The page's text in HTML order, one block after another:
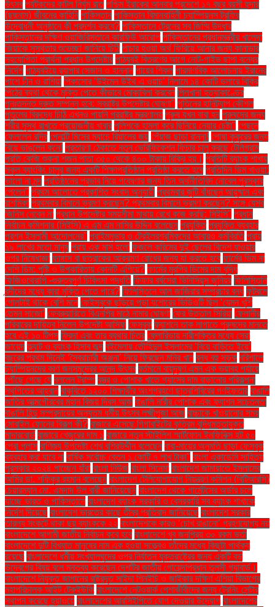
উৎসব পর্যটকদের কাটল নির্ঘুম রাত পশ্চিম ইরাকের আনবার প্রদেশে ১৭ বছর বয়সী হুদার
(ছদ্মনাম) জীবনের কাহিনি পাকিস্তান পাকিস্তান বিমানবাহিনী চ্যাম্পিয়নস ট্রফির
উদ্বোধনী অনুষ্ঠানে কী প্রদর্শন করবে? পাকিস্তানে ট্রেনের সব জিম্মি উদ্ধার
পাকিস্তানের দক্ষিণ ওয়াজিরিস্তানে কারফিউ আরোপ পাকিস্তানের প্রধানমন্ত্রীর খালেদা
জিয়াকে সুস্থতার শুভেচ্ছা জানিয়ে চিঠি পাচার হওয়া অর্থ ফিরিয়ে আনার জন্য কানাডার
সহযোগিতা প্রার্থনা প্রধান উপদেষ্টার পাঠ্যবই বিতরণের আগে নোট-গাইড ছাপা বন্ধের
নির্দেশ পাঠ্যবইয়ে র‍্যাপার সেজান ও হান্নান পায়ের শিকল পারমাণবিক আলোচনায় ইরানের
পাশে চীন ও রাশিয়া পিকাসোর ‘উইমেন উইথ এ ওয়াচ’ নিলামে ১৪ কোটি ডলারে বিক্রি
পিঠের ব্যথা থেকে মুক্তি পেতে কীভাবে মোকাবিলা করবেন পিলখানা হত্যাকাণ্ডের
পুনঃতদন্ত দ্রুত সম্পন্ন হবে: স্বরাষ্ট্র উপদেষ্টার ঘোষণা" পুতিনের হানিট্র্যাপ কৌশল
পুতুলের বিরুদ্ধে চিঠি এখনও পায়নি পররাষ্ট্র মন্ত্রণালয় পুরুষ যখন বাবা হন পুরুষদের জন্য
শরীর সুস্থ রাখতে প্রয়োজনীয় খাবার পুলিশকে হামলা করে ছিনিয়ে নেয়ার চেষ্টা" পেছনে
ফেললেন রদ্রি পেনাল্টি মিসের ম্যাচে রিয়ালের জয় পেঁয়াজ ছাড়া রান্না! পোষা কুকুরের জন্য
বিয়ে ভাঙলেন কনে! প্রতারণা ঠেকাতে নতুন ভেরিফিকেশন ফিচার চালু করছে টেলিগ্রাম
প্রতি কেজি শুকনা শজন পাতা ৩৫০ থেকে ৪০০ টাকায় বিক্রি হয়। প্রতিটি ব্যাংক শাখায়
স্কুল ব্যাংকিং চালুর জন্য একটি শিক্ষাপ্রতিষ্ঠান প্রতিষ্ঠা করতে হবে প্রতিদিন ডিম খাওয়া:
ভালো না মন্দ প্রতিষ্ঠানের প্রভাব নিয়ে গবেষণার জন্য তিন অর্থনীতিবিদ নোবেল পুরস্কার
পেলেন" প্রথম আলোতে প্রকাশিত সংবাদ অনুযায়ী প্রথমবার জুটি বাঁধছেন আয়ুষ্মান এবং
রাশমিকা প্রথমবার বিমানে ভ্রমণ করছেন? প্রথমবার বিমানে ভ্রমণ করছেন? সঙ্গে যেসব
জিনিস নেবেন না প্রধান উপদেষ্টার সময়সীমা মাথায় রেখে কাজ করছি: সিইসি" প্রধান
নির্বাচন কমিশনার (সিইসি) এ এম এম নাসির উদ্দিন বলেছেন প্রযুক্তি প্রযুক্তি ব্যবহার
প্রশ্ন ইসলামী আন্দোলনের" প্রাইমমুভার ও ট্রেইলরশ্রমিকদের আবারও কর্মবিরতি প্রায়
১৯ লাখের মতো মানুষ প্রায় এক মাস হলো ফজলে করিমের দুই ছেলের বিদেশ যাওয়ার
ওপর নিষেধাজ্ঞা ফাঙ্গাস বা ছত্রাকের আক্রমণ রোধের জন্য যা করতে হবে ফার্মের ডিম না
দেশি ডিম: পুষ্টি ও উপকারিতায় কোনটি এগিয়ে? ফার্মের মুরগির ডিমের দাম বৃদ্ধি
ফিজিওথেরাপি -গুরুত্বপূর্ণ চিকিৎসা পদ্ধতি ফিফার বর্ষসেরা ভিনিসিয়ুস জুনিয়র ফিলিস্তিনি
বন্দীদের মধ্যে কারা মুক্তি পেতে পারে? ফিলিস্তিনে আল জাজিরার সম্প্রচার বন্ধ ফুটবলে
গোলটাই থাকে বেশি মনে ফেইসবুকে ছড়িয়ে পড়া যশোরের ভিডিওটি ছিল ‘যেমন খুশি
তেমন সাজো’ ফেব্রুয়ারিতে বিএনপির মাঠে নামার ঘোষণা ফের উত্তাল সিরিয়া ফেলানীর
পরিবারের দায়িত্ব নিলেন উপদেষ্টা আসিফ ফেসবুক ফ্যাশনে তাক লাগাতে পুরুষদের মানতে
হবে এই ১০ টিপস ফ্রিদা এবং তার ব্যথার চিত্র ফ্লোরিডায় নারীশক্তির মধ্যে সেরা
জায়েদ ফ্ল্যাট ও ব্যাংক হিসাব জব্দ বইমেলায় তৌহিদুল ইসলামের ‘বিয়ে বাড়িতে ইয়ে’
বছরের প্রথম দিনেই ‘স্বৈরাচারী অঞ্জনা’ নিয়ে ফিরছেন মনির খান বন্ধ বহু সড়ক বরিশালে
চ্যাম্পিয়নদের বরণ জনসমুদ্রের আনন্দ উৎসব বর্তমানে বায়ুদূষণ এমন এক ভয়াবহ পর্যায়ে
পৌঁছে গেছে যে বললেন ট্রাম্প বস্ত্র ও পোশাক খাতে গ্যাসের দাম বাড়ানোর পরিকল্পনা
স্থগিতের আহ্বান বাকৃবিতে ১২০০ শিক্ষার্থীর অংশগ্রহণে ছাত্রশিবিরের গণইফতার বাঙালি
জাতির আত্মগৌরবের মহান বিজয় দিবস আজ বাঙালি নারীর পোশাক এবং ফ্যাশন সচেতনতা
বাঙালি হিন্দু সম্প্রদায়ের অন্যতম ধর্মীয় উৎসব লক্ষ্মীপূজা আজ বাচ্চাকে খাওয়ানোর সময়
মোবাইল ফোনের বিকল্প কী? বাজারে এসেছে গিগাবাইটের কৃত্রিম বুদ্ধিমত্তাযুক্ত
মাদারবোর্ড বাজারে খেজুরের দাম ১ বাজারে নতুন স্টাইলিশ স্মার্টফোন ইনফিনিক্স হট ৫০
প্রো প্লাস বাণিজ্য উপদেষ্টা শেখ বশিরউদ্দীন বলেছেন বাবা-মায়ের অনুমতি ছাড়া ফেসবুক
ব্যবহার করা যাবে না বার্ষিক সর্বোচ্চ বেতন ১ কোটি ৭ লাখ টাকা" বাংলা একাডেমি সাহিত্য
পুরস্কার ২০২৪ পাচ্ছেন যাঁরা বাংলা নিউজ বাংলা সিনেমা বাংলাদেশ জামায়াতে ইসলামের
আমির ডা. শফিকুর রহমান বলেছেন বাংলাদেশ টেলিযোগাযোগ নিয়ন্ত্রণ কমিশন (বিটিআরসি)
চেয়ারম্যান মো. এমদাদ উল বারী জানিয়েছেন বাংলাদেশ থেকে গার্মেন্টসের অর্ডার চলে
যাচ্ছে ভারত ও পাকিস্তানে বাংলাদেশ ব্যাংক সরকারি ও বেসরকারি সব ব্যাংক শাখাকে
নির্দেশ দিয়েছে বাংলাদেশ ভারতের কাছে তীব্র প্রতিবাদ জানিয়েছে বাংলাদেশ সরকার
তারল্য সংকটে থাকা ছয় ব্যাংককে ২২ বাংলাদেশকে কারও ‘চোখ রাঙানো’ গ্রহণযোগ্য নয়
বাংলাদেশে আগামী জাতীয় নির্বাচন কবে হবে বাংলাদেশে খুব জনপ্রিয় ৩০ রকম ভর্তা
বাংলাদেশে দুটি বিখ্যাত মানুষের নাম এক হওয়া সত্ত্বেও তাঁদের মধ্যে কিছুটা পার্থক্য
রয়েছে বাংলাদেশে ধর্মীয় সংখ্যালঘুদের ওপর নির্যাতন যুক্তরাষ্ট্রের জন্য একটি বড়
উদ্বেগের বিষয় বলে মন্তব্য করেছেন দেশটির জাতীয় গোয়েন্দাপ্রধান তুলসী গ্যাবার্ড।
বাংলাদেশে নিযুক্ত জাপানের রাষ্ট্রদূত সাইদা শিনইচি ও জাইকার দক্ষিণ এশিয়া বিভাগের
মহাপরিচালক আইট টেরুইউকি বাংলাদেশে নেটওয়ার্ক পেশাজীবীদের জন্য ট্রেনিং সেন্টার
স্থাপন করেছে হুয়াওয়ে বাংলাদেশের আরসিইপিতে যোগ দেওয়ার উদ্যোগ বাংলাদেশের